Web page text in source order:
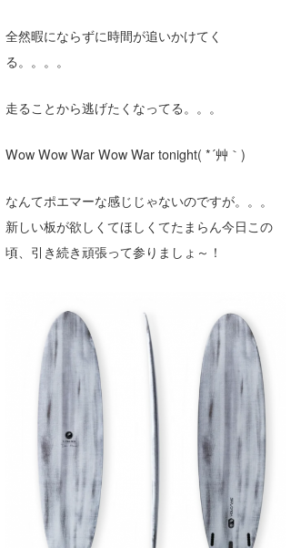
全然暇にならずに時間が追いかけてく
る。。。。
走ることから逃げたくなってる。。。
Wow Wow War Wow War tonight( *´艸｀)
なんてポエマーな感じじゃないのですが。。。
新しい板が欲しくてほしくてたまらん今日この
頃、引き続き頑張って参りましょ～！
予報士 hiro.
banpaku
chappy
Romisea